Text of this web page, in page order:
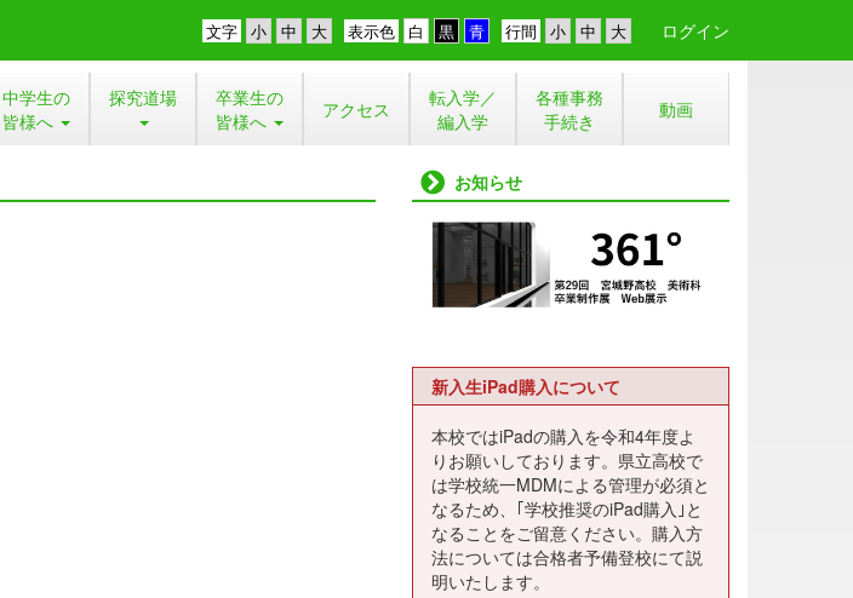
行間
表示色
文字 ログイン
中学生の
皆様へ
探究道場
卒業生の
皆様へ
アクセス
転入学／
編入学
各種事務
手続き
動画
お知らせ
新入生iPad購入について
本校ではiPadの購入を令和4年度よ
りお願いしております。県立高校で
は学校統一MDMによる管理が必須と
なるため、｢学校推奨のiPad購入｣と
なることをご留意ください。購入方
法については合格者予備登校にて説
明いたします。